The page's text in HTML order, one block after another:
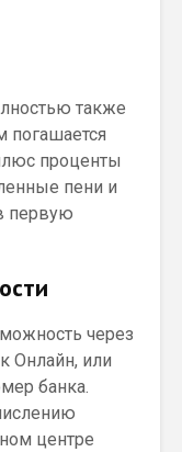
также
проценты
пени и
первую
через
Онлайн, или
банка.
центре